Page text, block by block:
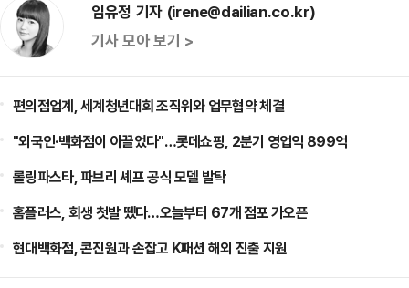
임유정 기자 (irene@dailian.co.kr)
기사 모아 보기 >
편의점업계, 세계청년대회 조직위와 업무협약 체결
"외국인·백화점이 이끌었다"…롯데쇼핑, 2분기 영업익 899억
롤링파스타, 파브리 셰프 공식 모델 발탁
홈플러스, 회생 첫발 뗐다…오늘부터 67개 점포 가오픈
현대백화점, 콘진원과 손잡고 K패션 해외 진출 지원